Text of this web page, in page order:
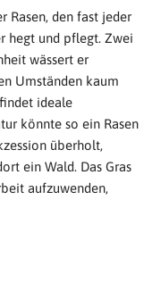
Rasen, den fast jeder
hegt und pflegt. Zwei
wässert er
Umständen kaum
ideale
könnte so ein Rasen
überholt,
ein Wald. Das Gras
aufzuwenden,